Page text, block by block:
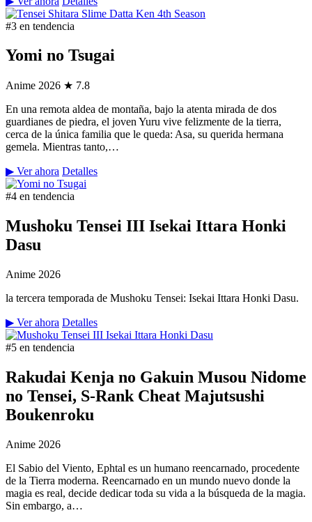
#3 en tendencia
Yomi no Tsugai
Anime 2026 ★ 7.8
En una remota aldea de montaña, bajo la atenta mirada de dos
guardianes de piedra, el joven Yuru vive felizmente de la tierra,
cerca de la única familia que le queda: Asa, su querida hermana
gemela. Mientras tanto,…
▶ Ver ahora Detalles
#4 en tendencia
Mushoku Tensei III Isekai Ittara Honki
Dasu
Anime 2026
la tercera temporada de Mushoku Tensei: Isekai Ittara Honki Dasu.
▶ Ver ahora Detalles
#5 en tendencia
Rakudai Kenja no Gakuin Musou Nidome
no Tensei, S-Rank Cheat Majutsushi
Boukenroku
Anime 2026
El Sabio del Viento, Ephtal es un humano reencarnado, procedente
de la Tierra moderna. Reencarnado en un mundo nuevo donde la
magia es real, decide dedicar toda su vida a la búsqueda de la magia.
Sin embargo, a…